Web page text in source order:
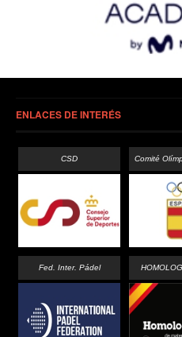
ENLACES DE INTERÉS
CSD Comité
Fed. Inter. Pádel